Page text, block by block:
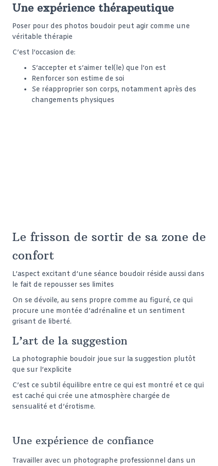
Une expérience thérapeutique
Poser pour des photos boudoir peut agir comme une
véritable thérapie
C’est l’occasion de:
S’accepter et s’aimer tel(le) que l’on est
Renforcer son estime de soi
Se réapproprier son corps, notamment après des
changements physiques
Le frisson de sortir de sa zone de
confort
L’aspect excitant d’une séance boudoir réside aussi dans
le fait de repousser ses limites
On se dévoile, au sens propre comme au figuré, ce qui
procure une montée d’adrénaline et un sentiment
grisant de liberté.
L’art de la suggestion
La photographie boudoir joue sur la suggestion plutôt
que sur l’explicite
C’est ce subtil équilibre entre ce qui est montré et ce qui
est caché qui crée une atmosphère chargée de
sensualité et d’érotisme.
Une expérience de confiance
Travailler avec un photographe professionnel dans un